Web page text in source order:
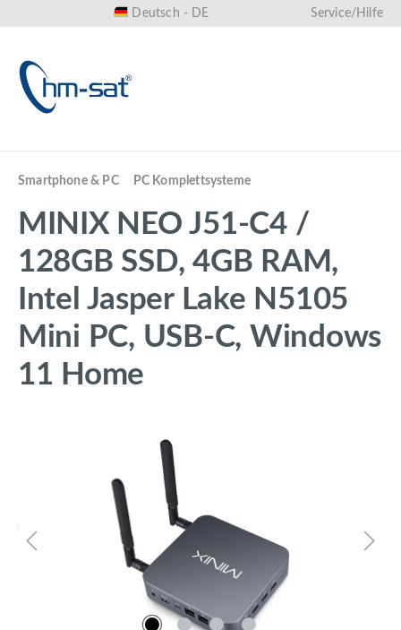
Deutsch - DE Service/Hilfe
Smartphone & PC PC Komplettsysteme
MINIX NEO J51-C4 /
128GB SSD, 4GB RAM,
Intel Jasper Lake N5105
Mini PC, USB-C, Windows
11 Home
Bildergalerie überspringen